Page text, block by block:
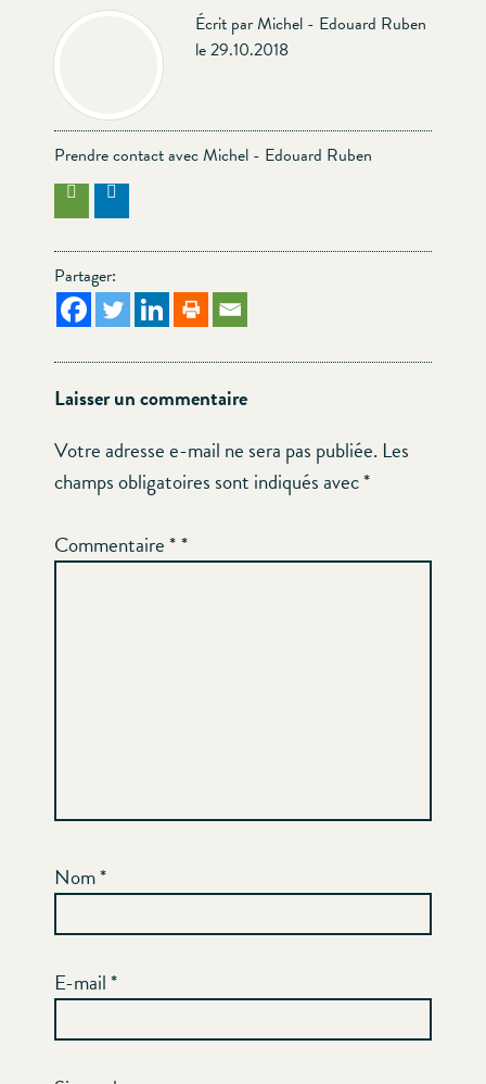
Écrit par Michel - Edouard Ruben
le 29.10.2018
Prendre contact avec Michel - Edouard Ruben
Partager:
Laisser un commentaire
Votre adresse e-mail ne sera pas publiée. Les
champs obligatoires sont indiqués avec*
Commentaire*
Nom*
E-mail*